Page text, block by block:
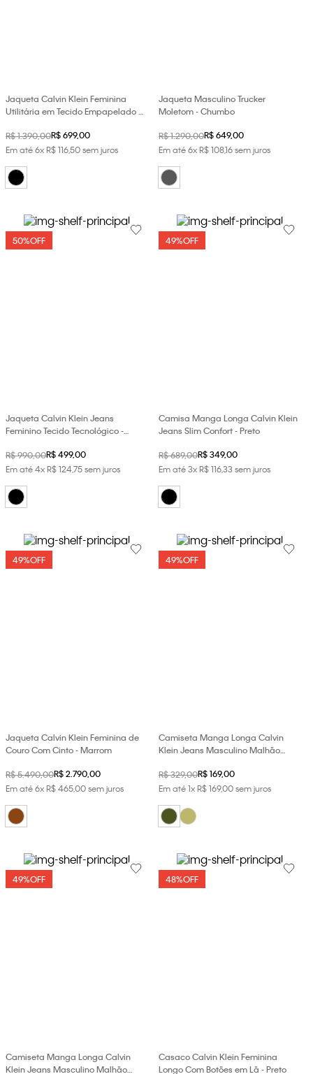
Jaqueta Calvin Klein Feminina
Utilitária em Tecido Empapelado -
R$1.390,00R$699,00
Em até6xR$11650sem juros
Jaqueta Masculino Trucker
Moletom - Chumbo
R$1.290,00R$649,00
Em até6xR$10816sem juros
50%OFF
Jaqueta Calvin Klein Jeans
Feminino Tecido Tecnológico -
R$990,00R$499,00
Em até4xR$12475sem juros
49%OFF
Camisa Manga Longa Calvin Klein
Jeans Slim Confort - Preto
R$689,00R$349,00
Em até3xR$11633 sem juros
49%OFF
Jaqueta Calvin Klein Feminina de
Couro Com Cinto - Marrom
R$5.490,00R$2 79000
Em até6xR$46500sem juros
49%OFF
Camiseta Manga Longa Calvin
Klein Jeans Masculino Malhão
R$329,00R$169,00
Em até1xR$169,00sem juros
49%OFF
Camiseta Manga Longa Calvin
Klein Jeans Masculino Malhão
48%OFF
Casaco Calvin Klein Feminina
Longo Com Botões em Lã - Preto